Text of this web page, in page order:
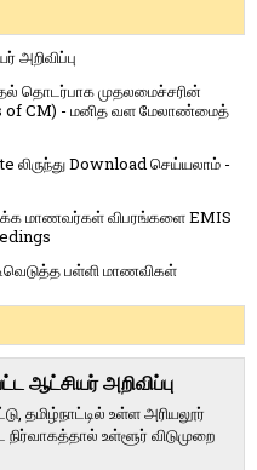
அறிவிப்பு
தொடர்பாக முதலமைச்சரின்
CM) - மனித வள மேலாண்மைத்
Download செய்யலாம் -
மாணவர்கள் விபரங்களை EMIS
பள்ளி மாணவிகள்
ஆட்சியர் அறிவிப்பு
தமிழ்நாட்டில் உள்ள அரியலூர்
உள்ளூர் விடுமுறை